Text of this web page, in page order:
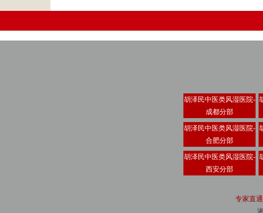
胡泽民中医类风湿医院-
成都分部
胡泽民中医类风湿医院-
合肥分部
胡泽民中医类风湿医院-
西安分部
专家直